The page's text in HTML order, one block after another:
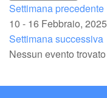
Settimana precedente
10 - 16 Febbraio, 2025
Settimana successiva
Nessun evento trovato